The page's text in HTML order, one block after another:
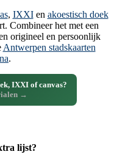
, IXXIen akoestisch doek
Combineer het met een
origineel en persoonlijk
Antwerpen stadskaarten
.
IXXI of canvas?
→
lijst?